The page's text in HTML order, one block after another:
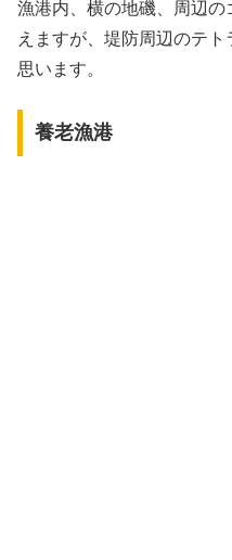
漁港内、横の地磯、周辺
えますが、堤防周辺のテ
思います。
養老漁港